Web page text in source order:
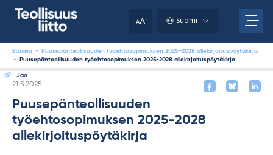
AA Suomi
Etusivu -
Puusepänteollisuuden työehtosopimuksen 2025–2028 allekirjoituspöytäkirja
-
Puusepänteollisuuden työehtosopimuksen 2025-2028 allekirjoituspöytäkirja
Jaa
Kirjoitettu
21.5.2025
Puusepänteollisuuden
työehtosopimuksen 2025-2028
allekirjoituspöytäkirja
clipboard.)